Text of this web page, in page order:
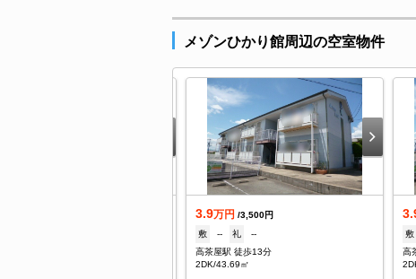
メゾンひかり館周辺の空室物件
3.9万円 /3,500円
敷
-- 礼
--
高茶屋駅 徒歩13分
2DK/43.69㎡
敷
高